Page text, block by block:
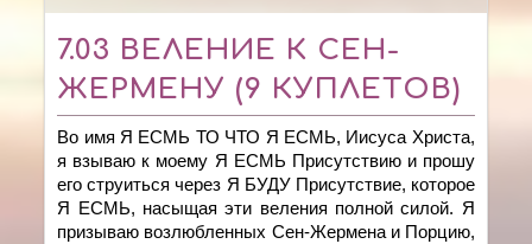
7.03 ВЕЛЕНИЕ К СЕН-
ЖЕРМЕНУ (9 КУПЛЕТОВ)
Во имя Я ЕСМЬ ТО ЧТО Я ЕСМЬ, Иисуса Христа,
я взываю к моему Я ЕСМЬ Присутствию и прошу
его струиться через Я БУДУ Присутствие, которое
Я ЕСМЬ, насыщая эти веления полной силой. Я
призываю возлюбленных Сен-Жермена и Порцию,